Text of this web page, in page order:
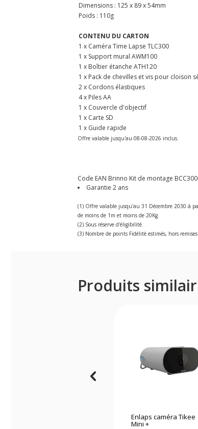
Dimensions : 125 x 89 x 54mm
Poids : 110g
CONTENU DU CARTON
1 x Caméra Time Lapse TLC300
1 x Support mural AWM100
1 x Boîtier étanche ATH120
1 x Pack de chevilles et vis pour cloison
2 x Cordons élastiques
4 x Piles AA
1 x Couvercle d'objectif
1 x Carte SD
1 x Guide rapide
Offre valable jusqu'au 08-08-2026 inclus.
Code EAN Brinno Kit de montage
Garantie 2 ans
(1) Offre valable jusqu'au 31 Décembre 2030 à
de moins de 1m et moins de 20Kg.
(2) Sous réserve d'éligibilité.
(3) Nombre de points Fidélité estimés, hors
Produits
Enlaps caméra Tikee
Mini +